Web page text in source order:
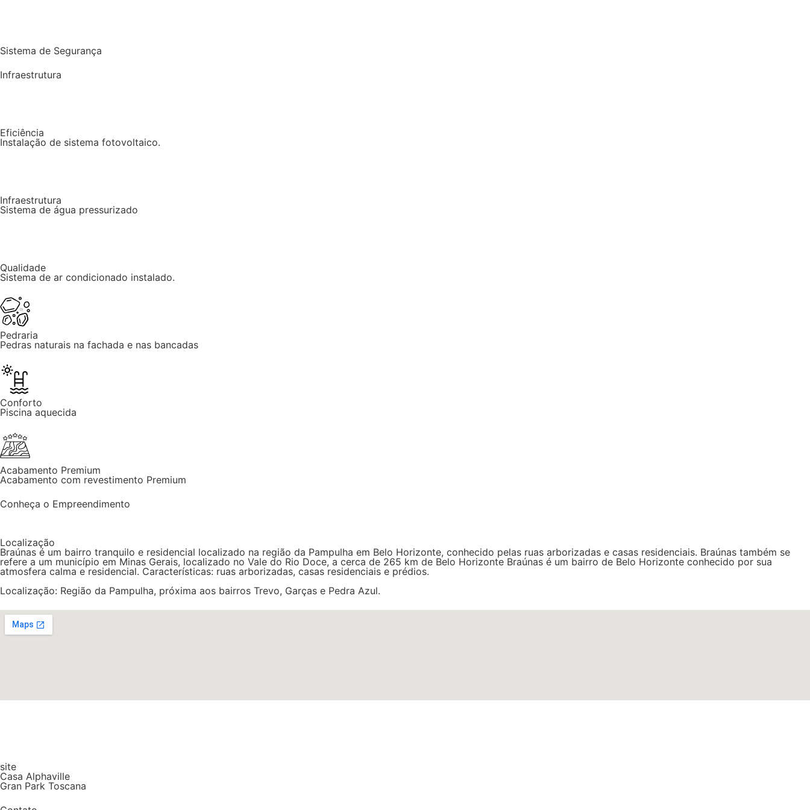
Sistema de Segurança
Infraestrutura
Eficiência
Instalação de sistema fotovoltaico.
Infraestrutura
Sistema de água pressurizado
Qualidade
Sistema de ar condicionado instalado.
Pedraria
Pedras naturais na fachada e nas bancadas
Conforto
Piscina aquecida
Acabamento Premium
Acabamento com revestimento Premium
Conheça o Empreendimento
Localização
Braúnas é um bairro tranquilo e residencial localizado na região da Pampulha em Belo Horizonte, conhecido pelas ruas arborizadas e casas residenciais. Braúnas também se
refere a um município em Minas Gerais, localizado no Vale do Rio Doce, a cerca de 265 km de Belo Horizonte Braúnas é um bairro de Belo Horizonte conhecido por sua
atmosfera calma e residencial. Características: ruas arborizadas, casas residenciais e prédios.
Localização: Região da Pampulha, próxima aos bairros Trevo, Garças e Pedra Azul.
site
Casa Alphaville
Gran Park Toscana